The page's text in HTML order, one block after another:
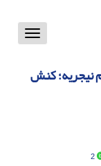
Toggle
نیجریه؛ کنش
2